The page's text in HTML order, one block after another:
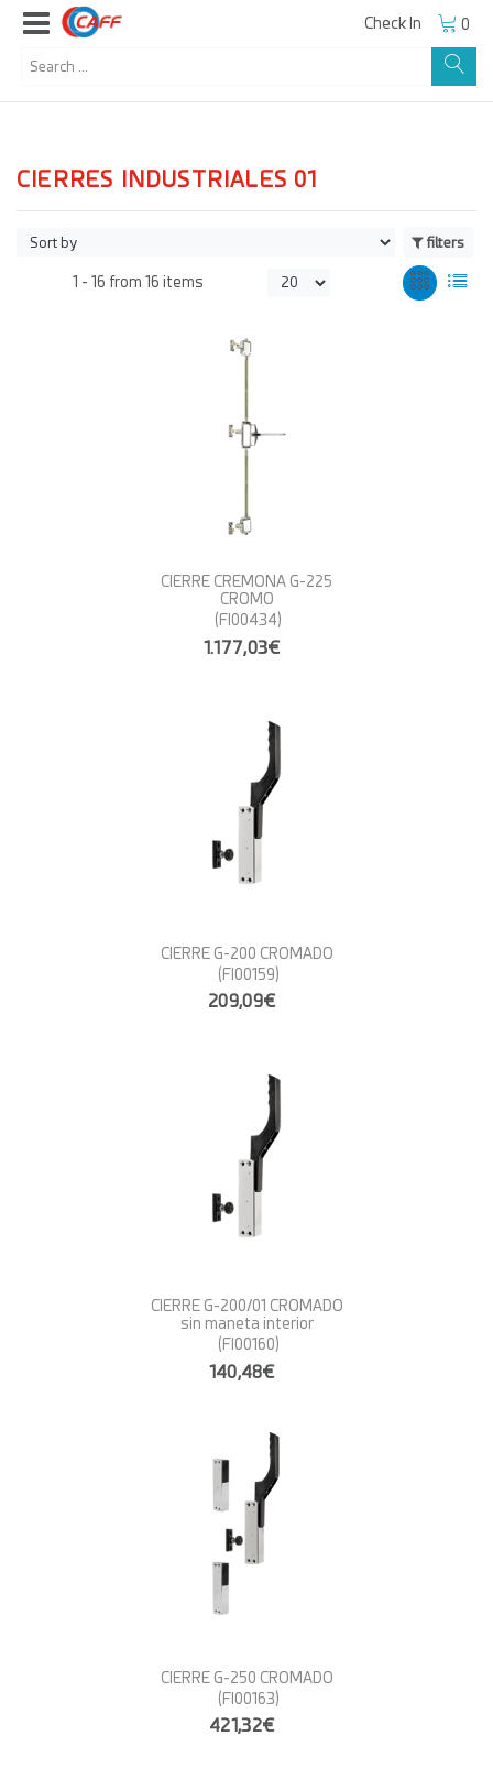
Check In 0
CIERRES INDUSTRIALES 01
filters
1 -16 from16 items
CIERRE CREMONA G-225
CROMO
(FI00434)
1.177,03€
CIERRE G-200 CROMADO
(FI00159)
209,09€
CIERRE G-200/01 CROMADO
sin maneta interior
(FI00160)
140,48€
CIERRE G-250 CROMADO
(FI00163)
421,32€